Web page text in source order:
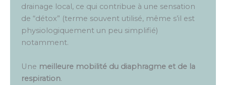
drainage local, ce qui contribue à une sensation
de “détox” (terme souvent utilisé, même s’il est
physiologiquement un peu simplifié)
notamment.
Une meilleure mobilité du diaphragme et de la
respiration.